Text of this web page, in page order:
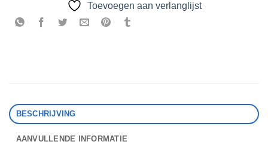
Toevoegen aan verlanglijst
BESCHRIJVING
AANVULLENDE INFORMATIE